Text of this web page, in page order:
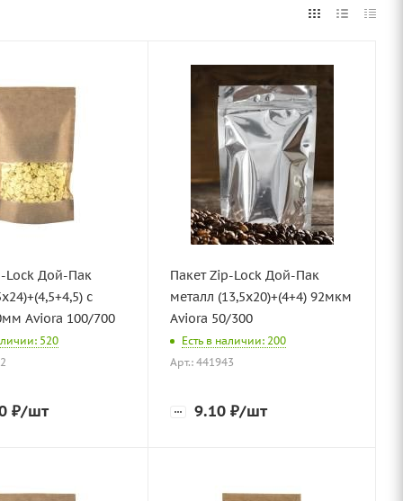
Lock Дой-Пак
с
Aviora 100/700
520
₽/шт
Пакет Zip-Lock Дой-Пак
металл (13,5х20)+(4+4) 92мкм
Aviora 50/300
Есть в наличии: 200
Арт.: 441943
9.10 ₽/шт